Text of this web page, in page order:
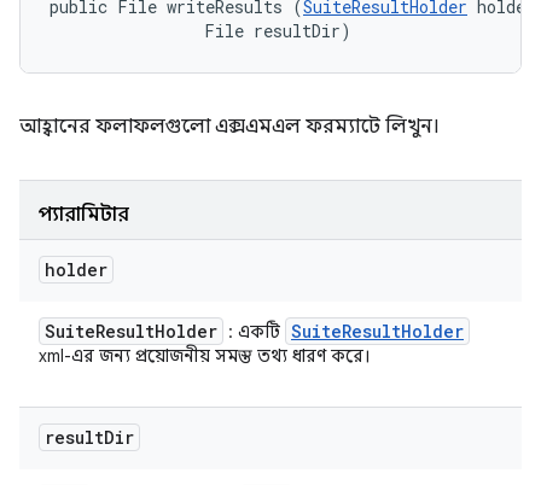
public File writeResults (SuiteResultHolder
                File resultDir)
আহ্বানের ফলাফলগুলো এক্সএমএল ফরম্যাটে লিখুন।
প্যারামিটার
holder
SuiteResultHolder : একটি SuiteResultHolder
xml-এর জন্য প্রয়োজনীয় সমস্ত তথ্য ধারণ করে।
resultDir